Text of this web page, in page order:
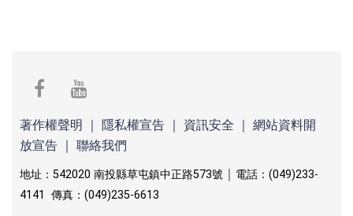
facebook
著作權聲明 ｜ 隱私權宣告 ｜ 資訊安全 ｜ 網站資料開
放宣告 ｜ 聯絡我們
地址：542020 南投縣草屯鎮中正路573號 ｜ 電話：(049)233-
4141 傳真：(049)235-6613